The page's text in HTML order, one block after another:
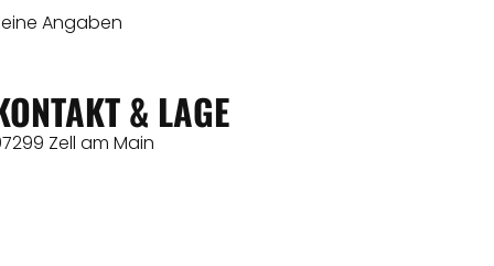
Angaben
& LAGE
Zell am Main